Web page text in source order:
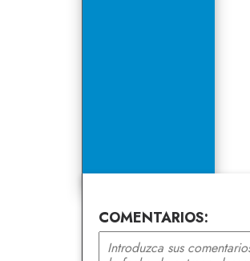
COMENTARIOS: